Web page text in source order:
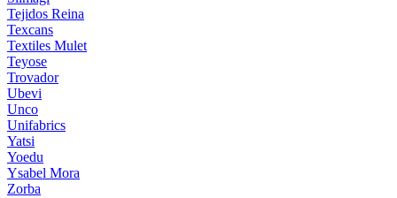
Tejidos Reina
Texcans
Textiles Mulet
Teyose
Trovador
Ubevi
Unco
Unifabrics
Yatsi
Yoedu
Ysabel Mora
Zorba